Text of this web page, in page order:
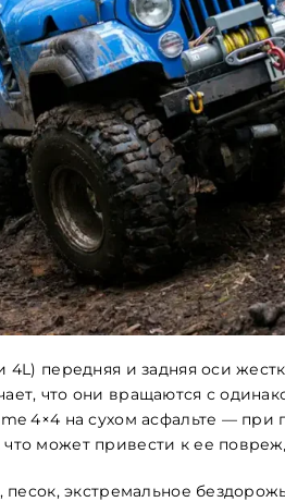
передняя и задняя оси
что они вращаются с
4×4 на сухом асфальте — при
может привести к ее
экстремальное